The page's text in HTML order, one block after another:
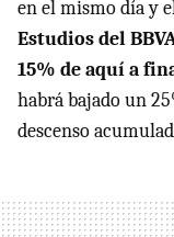
en el mismo día y
Estudios del
15% de aquí a
habrá bajado un
descenso